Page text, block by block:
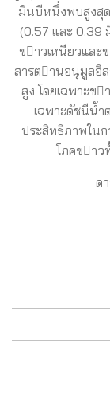
มินบีหนึ่งพบสูงสุด
(0.57 และ 0.39
ขาวเหนียวและ
สารตานอนุมูลอิ
สูง โดยเฉพาะข
เฉพาะดัชนีน้ำ
ประสิทธิภาพใน
โภคขาว
ด